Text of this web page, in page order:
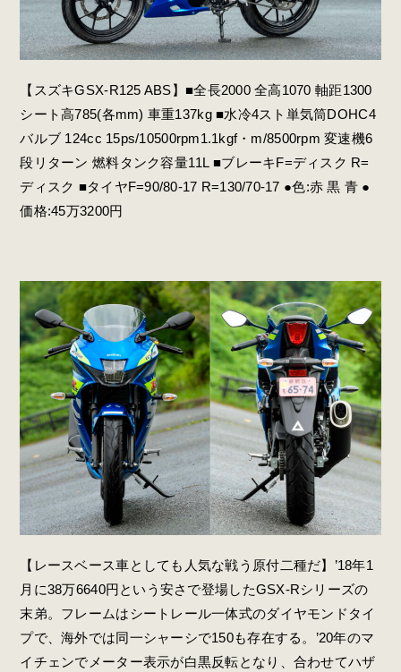
【スズキGSX-R125 ABS】■全長2000 全高1070 軸距1300
シート高785(各mm) 車重137kg ■水冷4スト単気筒DOHC4
バルブ 124cc 15ps/10500rpm1.1kgf・m/8500rpm 変速機6
段リターン 燃料タンク容量11L ■ブレーキF=ディスク R=
ディスク ■タイヤF=90/80-17 R=130/70-17 ●色:赤 黒 青 ●
価格:45万3200円
【レースベース車としても人気な戦う原付二種だ】’18年1
月に38万6640円という安さで登場したGSX-Rシリーズの
末弟。フレームはシートレール一体式のダイヤモンドタイ
プで、海外では同一シャーシで150も存在する。’20年のマ
イチェンでメーター表示が白黒反転となり、合わせてハザ